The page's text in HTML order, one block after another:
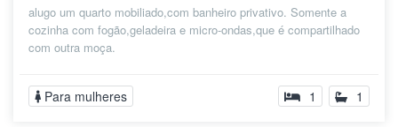
alugo um quarto mobiliado,com banheiro privativo. Somente a
cozinha com fogão,geladeira e micro-ondas,que é compartilhado
com outra moça.
Para mulheres 1 1